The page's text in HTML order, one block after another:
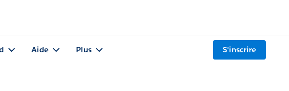
Aide Plus S'inscrire